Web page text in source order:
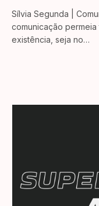
Sílvia Segunda |
comunicação
existência, seja no…